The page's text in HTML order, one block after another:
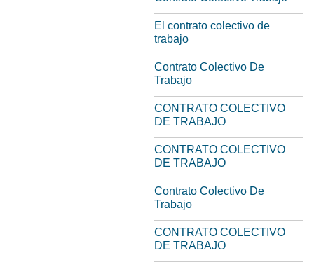
El contrato colectivo de
trabajo
Contrato Colectivo De
Trabajo
CONTRATO COLECTIVO
DE TRABAJO
CONTRATO COLECTIVO
DE TRABAJO
Contrato Colectivo De
Trabajo
CONTRATO COLECTIVO
DE TRABAJO